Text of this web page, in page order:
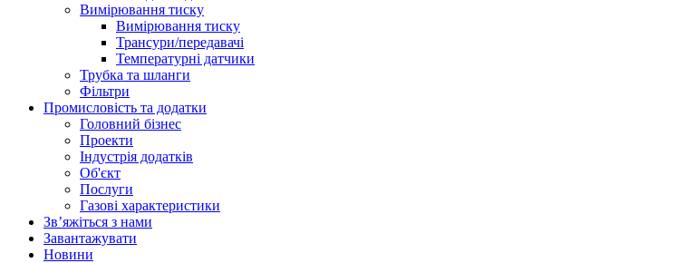
Вимірювання тиску
Вимірювання тиску
Трансури/передавачі
Температурні датчики
Трубка та шланги
Фільтри
Промисловість та додатки
Головний бізнес
Проекти
Індустрія додатків
Об'єкт
Послуги
Газові характеристики
Зв’яжіться з нами
Завантажувати
Новини